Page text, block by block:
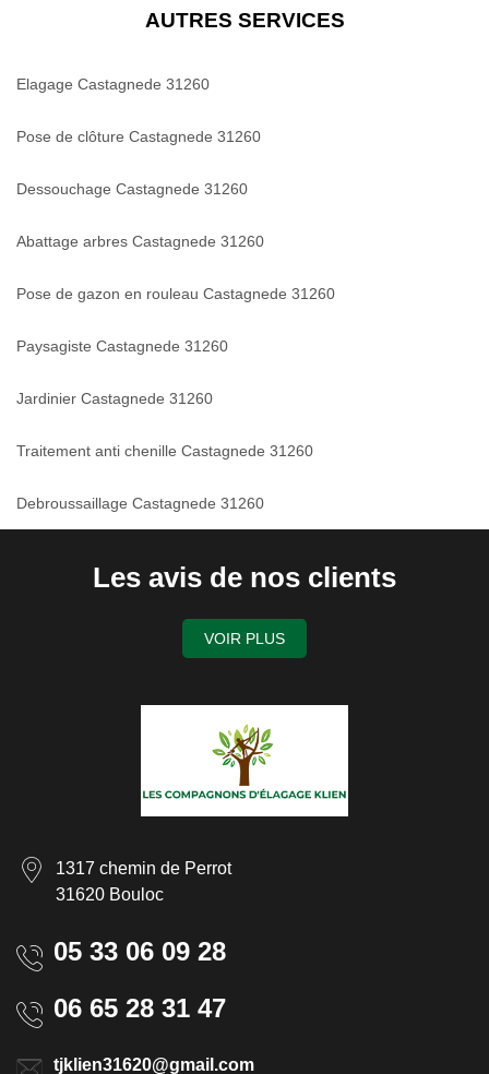
AUTRES SERVICES
Elagage Castagnede 31260
Pose de clôture Castagnede 31260
Dessouchage Castagnede 31260
Abattage arbres Castagnede 31260
Pose de gazon en rouleau Castagnede 31260
Paysagiste Castagnede 31260
Jardinier Castagnede 31260
Traitement anti chenille Castagnede 31260
Debroussaillage Castagnede 31260
Les avis de nos clients
VOIR PLUS
1317 chemin de Perrot
31620 Bouloc
05 33 06 09 28
06 65 28 31 47
tjklien31620@gmail.com